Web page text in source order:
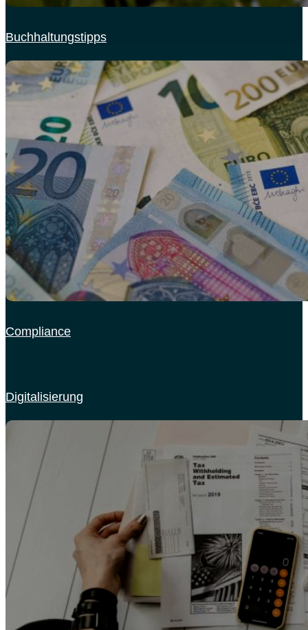
Buchhaltungstipps
Compliance
Digitalisierung